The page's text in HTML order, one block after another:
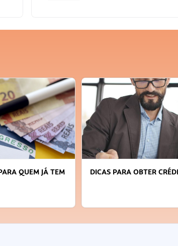
FAÇA A DIFERENÇA: SEJA